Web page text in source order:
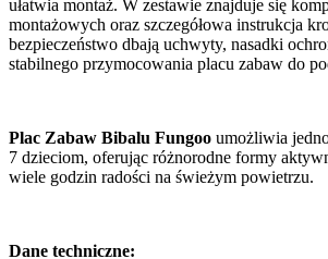
ułatwia montaż. W zestawie znajduje się
montażowych oraz szczegółowa instrukcja
bezpieczeństwo dbają uchwyty, nasadki
stabilnego przymocowania placu zabaw do
Plac Zabaw Bibalu Fungoo umożliwia
7 dzieciom, oferując różnorodne formy
wiele godzin radości na świeżym powietrzu.
Dane techniczne: